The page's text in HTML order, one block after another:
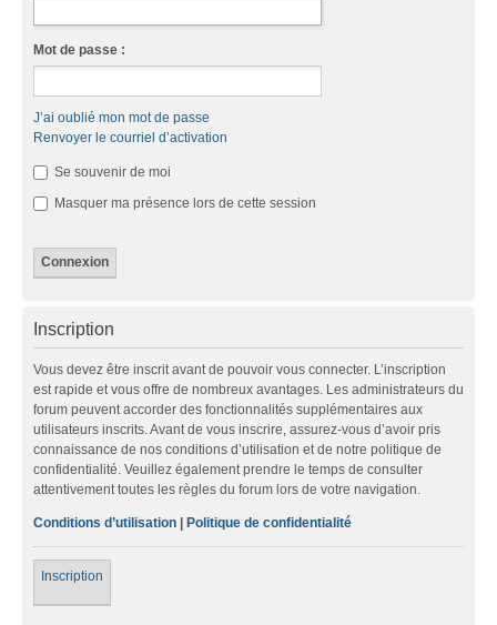
Mot de passe :
J’ai oublié mon mot de passe
Renvoyer le courriel d’activation
Se souvenir de moi
Masquer ma présence lors de cette session
Inscription
Vous devez être inscrit avant de pouvoir vous connecter. L’inscription
est rapide et vous offre de nombreux avantages. Les administrateurs du
forum peuvent accorder des fonctionnalités supplémentaires aux
utilisateurs inscrits. Avant de vous inscrire, assurez-vous d’avoir pris
connaissance de nos conditions d’utilisation et de notre politique de
confidentialité. Veuillez également prendre le temps de consulter
attentivement toutes les règles du forum lors de votre navigation.
Conditions d’utilisation | Politique de confidentialité
Inscription